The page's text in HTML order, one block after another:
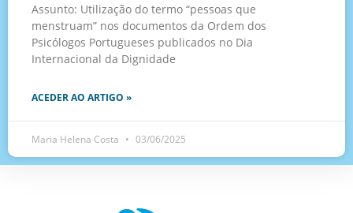
Assunto: Utilização do termo “pessoas que
menstruam” nos documentos da Ordem dos
Psicólogos Portugueses publicados no Dia
Internacional da Dignidade
ACEDER AO ARTIGO »
Maria Helena Costa 03/06/2025